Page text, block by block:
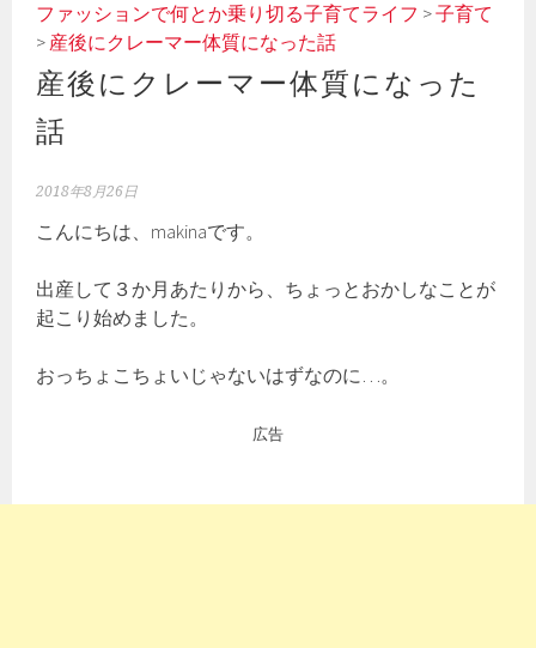
ファッションで何とか乗り切る子育てライフ >子育て
> 産後にクレーマー体質になった話
産後にクレーマー体質になった
話
2018年8月26日
こんにちは、makinaです。
出産して３か月あたりから、ちょっとおかしなことが
起こり始めました。
おっちょこちょいじゃないはずなのに…。
広告